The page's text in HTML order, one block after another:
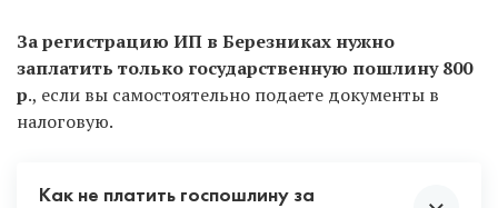
За регистрацию ИП в Березниках нужно
заплатить только государственную пошлину 800
р., если вы самостоятельно подаете документы в
налоговую.
Как не платить госпошлину за